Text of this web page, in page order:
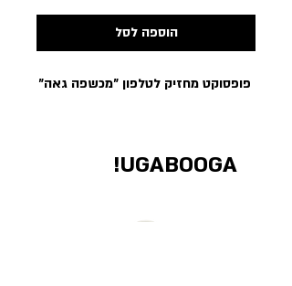
הוספה לסל
פופסוקט מחזיק לטלפון ״מכשפה גאה״
UGABOOGA!